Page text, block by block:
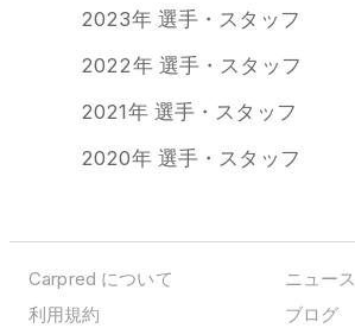
2023年 選手・スタッフ
2022年 選手・スタッフ
2021年 選手・スタッフ
2020年 選手・スタッフ
Carpred について
利用規約
ニュース
ブログ